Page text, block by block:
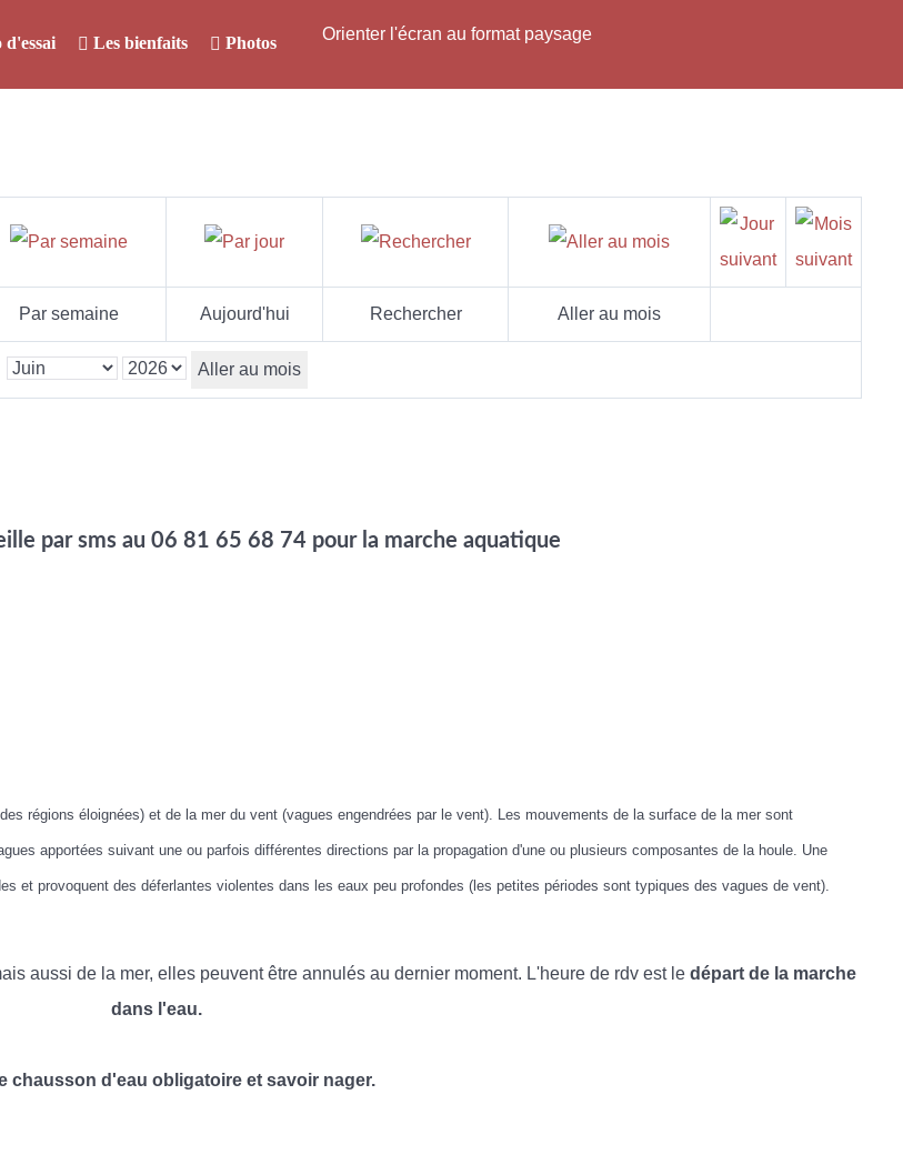
d'essai Les bienfaits Photos Orienter l'écran au format paysage
Par semaine Aujourd'hui Rechercher Aller au mois
Aller au mois
par sms au 06 81 65 68 74 pour la marche aquatique
régions éloignées) et de la mer du vent (vagues engendrées par le vent). Les mouvements de la surface de la mer sont
apportées suivant une ou parfois différentes directions par la propagation d'une ou plusieurs composantes de la houle. Une
et provoquent des déferlantes violentes dans les eaux peu profondes (les petites périodes sont typiques des vagues de vent).
aussi de la mer, elles peuvent être annulés au dernier moment. L'heure de rdv est le départ de la marche
dans l'eau.
chausson d'eau obligatoire et savoir nager.